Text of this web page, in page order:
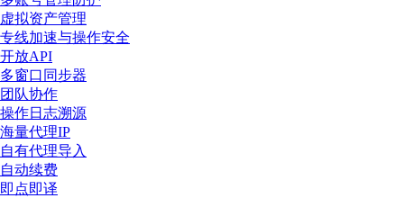
虚拟资产管理
专线加速与操作安全
开放API
多窗口同步器
团队协作
操作日志溯源
海量代理IP
自有代理导入
自动续费
即点即译